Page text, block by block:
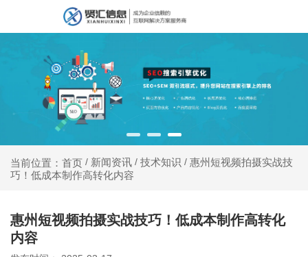
当前位置：首页 / 新闻资讯 / 技术知识 / 惠州短视频拍摄实战技
巧！低成本制作高转化内容
惠州短视频拍摄实战技巧！低成本制作高转化
内容